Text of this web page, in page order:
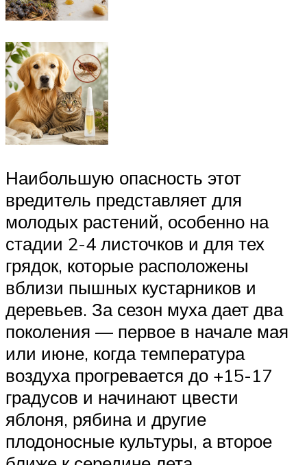
Наибольшую опасность этот
вредитель представляет для
молодых растений, особенно на
стадии 2-4 листочков и для тех
грядок, которые расположены
вблизи пышных кустарников и
деревьев. За сезон муха дает два
поколения — первое в начале мая
или июне, когда температура
воздуха прогревается до +15-17
градусов и начинают цвести
яблоня, рябина и другие
плодоносные культуры, а второе